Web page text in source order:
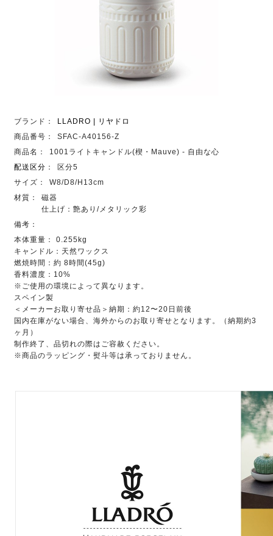
ブランド：
LLADRO | リヤドロ
商品番号：
SFAC-A40156-Z
商品名：
1001ライトキャンドル(楔・Mauve) - 自由な心
配送区分 ：
区分5
サイズ：
W8/D8/H13cm
材質：
磁器
仕上げ：艶あり/メタリック彩
備考：
本体重量： 0.255kg
キャンドル：天然ワックス
燃焼時間：約 8時間(45g)
香料濃度：10%
※ご使用の環境によって異なります。
スペイン製
＜メーカーお取り寄せ品＞納期：約12〜20日前後
国内在庫がない場合、海外からのお取り寄せとなります。（納期約3
ヶ月）
制作終了、品切れの際はご容赦ください。
※商品のラッピング・熨斗等は承っておりません。